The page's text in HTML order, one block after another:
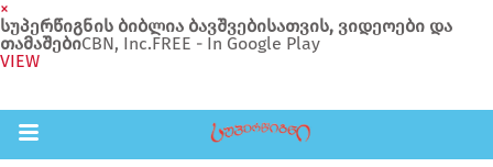
×
სუპერწიგნის ბიბლია ბავშვებისათვის, ვიდეოები და
თამაშებიCBN, Inc.FREE - In Google Play
VIEW
Return to Content